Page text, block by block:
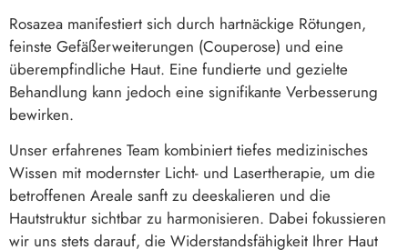
Rosazea manifestiert sich durch hartnäckige Rötungen,
feinste Gefäßerweiterungen (Couperose) und eine
überempfindliche Haut. Eine fundierte und gezielte
Behandlung kann jedoch eine signifikante Verbesserung
bewirken.
Unser erfahrenes Team kombiniert tiefes medizinisches
Wissen mit modernster Licht- und Lasertherapie, um die
betroffenen Areale sanft zu deeskalieren und die
Hautstruktur sichtbar zu harmonisieren. Dabei fokussieren
wir uns stets darauf, die Widerstandsfähigkeit Ihrer Haut